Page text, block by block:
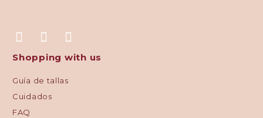
Shopping with us
Guía de tallas
Cuidados
FAQ